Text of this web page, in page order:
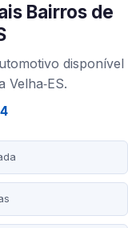
Bairros de
disponível
Velha‑ES.